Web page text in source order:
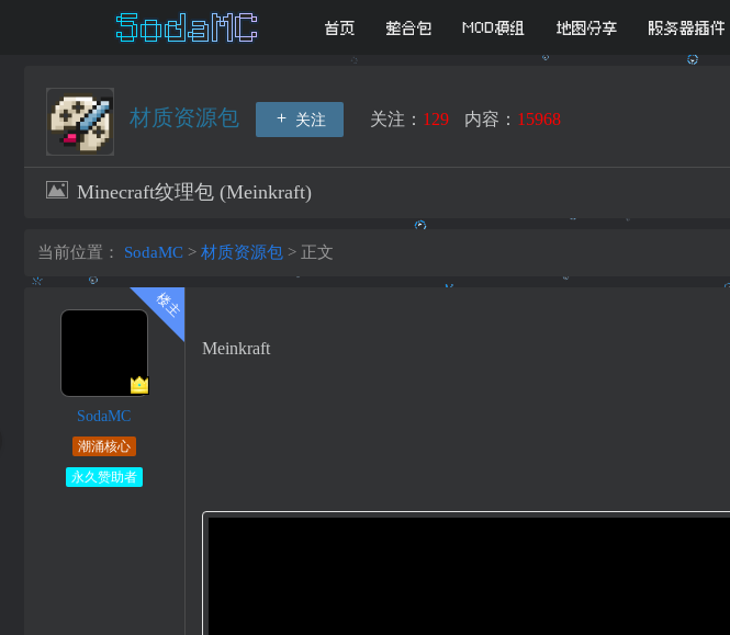
首页 整合包 MOD模组 地图分享 服务器插件
材质资源包 关注 关注： 129 内容： 15968
Minecraft纹理包 (Meinkraft)
当前位置： SodaMC > 材质资源包 > 正文
SodaMC
潮涌核心
永久赞助者
Meinkraft